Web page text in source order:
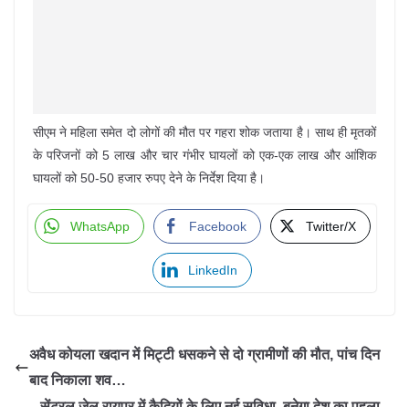
सीएम ने महिला समेत दो लोगों की मौत पर गहरा शोक जताया है। साथ ही मृतकों
के परिजनों को 5 लाख और चार गंभीर घायलों को एक-एक लाख और आं​शिक
घायलों को 50-50 हजार रुपए देने के निर्देश दिया है।
WhatsApp Facebook Twitter/X
LinkedIn
अवैध कोयला खदान में मिट्टी धसकने से दो ग्रामीणों की मौत, पांच दिन
बाद निकाला शव…